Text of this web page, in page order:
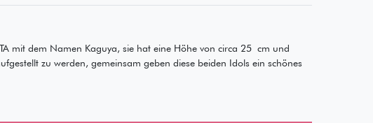
mit dem Namen Kaguya, sie hat eine Höhe von circa 25 cm und
zu werden, gemeinsam geben diese beiden Idols ein schönes